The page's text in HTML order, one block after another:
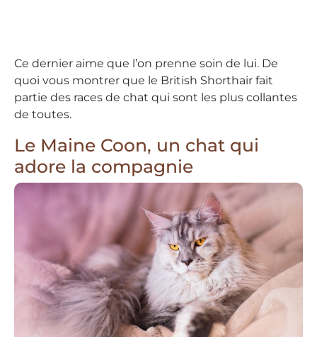
Ce dernier aime que l’on prenne soin de lui. De
quoi vous montrer que le British Shorthair fait
partie des races de chat qui sont les plus collantes
de toutes.
Le Maine Coon, un chat qui
adore la compagnie